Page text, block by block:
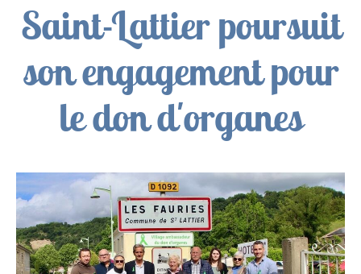
Saint-Lattier poursuit
son engagement pour
le don d'organes